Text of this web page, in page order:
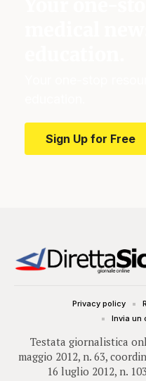
Sign Up for Free
Testata giornalistica
maggio 2012, n. 63,
16 luglio 2012, n.
Privacy policy
Invia un